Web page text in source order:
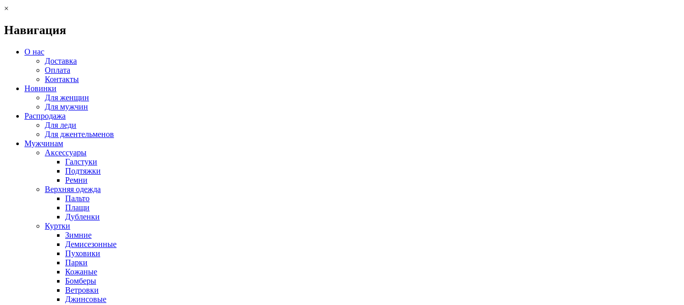
×
Навигация
О нас
Доставка
Оплата
Контакты
Новинки
Для женщин
Для мужчин
Распродажа
Для леди
Для джентельменов
Мужчинам
Аксессуары
Галстуки
Подтяжки
Ремни
Верхняя одежда
Пальто
Плащи
Дубленки
Куртки
Зимние
Демисезонные
Пуховики
Парки
Кожаные
Бомберы
Ветровки
Джинсовые